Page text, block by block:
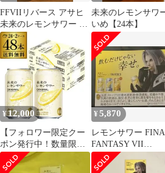
FFVIIリバース アサヒ
未来のレモンサワー コ
ラボマドラー
未来のレモンサワ
いめ【24本】
¥12,000
【フォロワー限定クー
ポン発行中！数量限
定】送料無料 アサヒ 未
来のレモンサワー オリ
¥5,870
レモンサワー
FANTASY VII
REBIRTH ポスター